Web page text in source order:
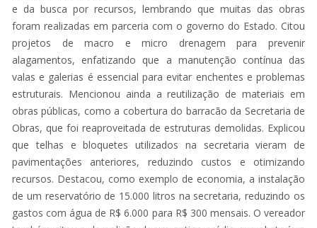
e da busca por recursos, lembrando que muitas das obras
foram realizadas em parceria com o governo do Estado. Citou
projetos de macro e micro drenagem para prevenir
alagamentos, enfatizando que a manutenção contínua das
valas e galerias é essencial para evitar enchentes e problemas
estruturais. Mencionou ainda a reutilização de materiais em
obras públicas, como a cobertura do barracão da Secretaria de
Obras, que foi reaproveitada de estruturas demolidas. Explicou
que telhas e bloquetes utilizados na secretaria vieram de
pavimentações anteriores, reduzindo custos e otimizando
recursos. Destacou, como exemplo de economia, a instalação
de um reservatório de 15.000 litros na secretaria, reduzindo os
gastos com água de R$ 6.000 para R$ 300 mensais. O vereador